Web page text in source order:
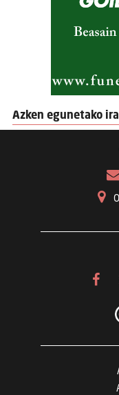
Azken egunetako